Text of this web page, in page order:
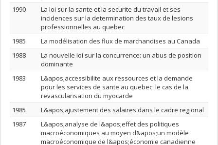
1990
La loi sur la sante et la securite du travail et ses
incidences sur la determination des taux de lesions
professionnelles au quebec
1985
La modélisation des flux de marchandises au Canada
1988
La nouvelle loi sur la concurrence: un abus de position
dominante
1983
L&apos;accessibilite aux ressources et la demande
pour les services de sante au quebec: le cas de la
revascularisation du myocarde
1985
L&apos;ajustement des salaires dans le cadre regional
1987
L&apos;analyse de l&apos;effet des politiques
macroéconomiques au moyen d&apos;un modèle
macroéconomique de l&apos;économie canadienne